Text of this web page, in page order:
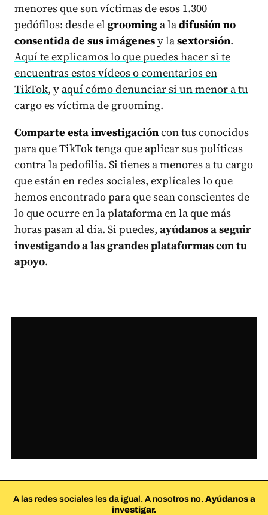
menores que son víctimas de esos 1.300
pedófilos: desde el grooming a ladifusión no
consentida de sus imágenesy lasextorsión.
Aquí te explicamos lo que puedes hacer si te
encuentras estos vídeos o comentarios en
TikTok, y aquí cómo denunciar si un menor a tu
cargo es víctima de grooming.
Comparte esta investigacióncon tus conocidos
para que TikTok tenga que aplicar sus políticas
contra la pedofilia. Si tienes a menores a tu cargo
que están en redes sociales, explícales lo que
hemos encontrado para que sean conscientes de
lo que ocurre en la plataforma en la que más
horas pasan al día. Si puedes, ayúdanos a seguir
investigando a las grandes plataformas con tu
apoyo.
A las redes sociales les da igual. A nosotros no. Ayúdanos a
investigar.